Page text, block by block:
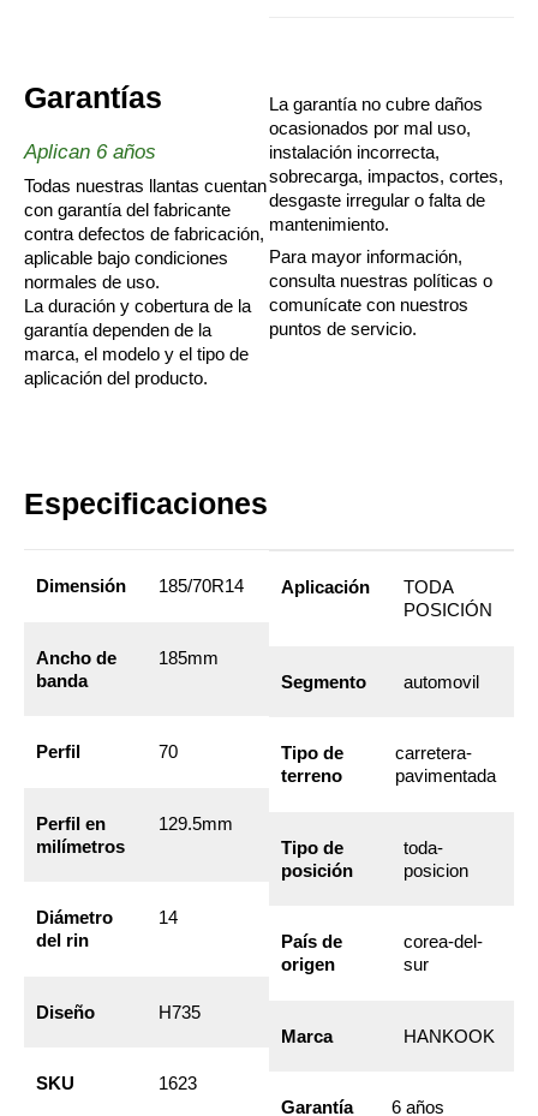
Garantías
Aplican 6 años
Todas nuestras llantas cuentan
con garantía del fabricante
contra defectos de fabricación,
aplicable bajo condiciones
normales de uso.
La duración y cobertura de la
garantía dependen de la
marca, el modelo y el tipo de
aplicación del producto.
La garantía no cubre daños
ocasionados por mal uso,
instalación incorrecta,
sobrecarga, impactos, cortes,
desgaste irregular o falta de
mantenimiento.
Para mayor información,
consulta nuestras políticas o
comunícate con nuestros
puntos de servicio.
Especificaciones
Dimensión 185/70R14
Ancho de
banda
185mm
Perfil 70
Perfil en
milímetros
129.5mm
Diámetro
del rin
14
Diseño H735
SKU 1623
Aplicación
TODA
POSICIÓN
Segmento automovil
Tipo de
terreno
carretera-
pavimentada
Tipo de
posición
toda-
posicion
País de
origen
corea-del-
sur
Marca HANKOOK
Garantía 6 años